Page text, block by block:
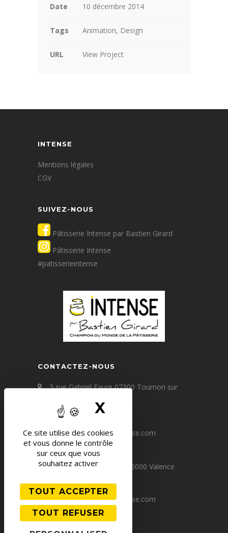
Ce site utilise des cookies
et vous donne le contrôle
sur ceux que vous
souhaitez activer
TOUT ACCEPTER
TOUT REFUSER
X
Date 10 décembre 2014
Tags Animation, Design
URL View Project
INTENSE
Mentions légales
CGV
SUIVEZ-NOUS
Pâtisserie Intense par Bastien Girard
Pâtisserie Intense
#patisserieintense
CONTACTEZ-NOUS
5 rue Gabriel Faure 07300 Tournon sur
+33(0) 4 75 09 67 60
contact@patisserie-intense.com
64 avenue Victor Hugo 26000 Valence
+33(0) 4 75 80 24 83
valence@patisserie-intense.com